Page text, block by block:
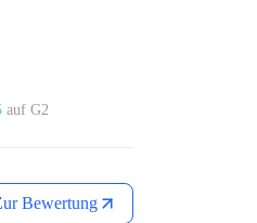
auf G2
Bewertung